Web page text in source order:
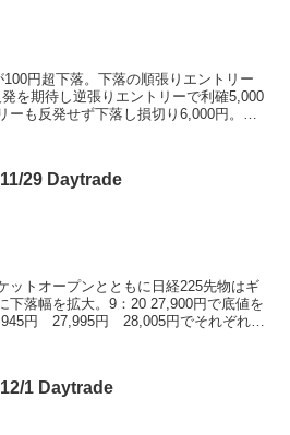
円超下落。下落の順張りエントリー
を期待し逆張りエントリーで利確5,000
ーも反発せず下落し損切り6,000円。そ
11/29 Daytrade
ットオープンとともに日経225先物はギ
下落幅を拡大。9：20 27,900円で底値を
円 27,995円 28,005円でそれぞれミ
12/1 Daytrade